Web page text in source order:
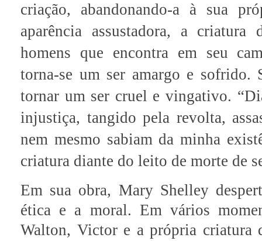
criação, abandonando-a à sua
aparência assustadora, a criatura
homens que encontra em seu
torna-se um ser amargo e sofrido.
tornar um ser cruel e vingativo.
injustiça, tangido pela revolta,
nem mesmo sabiam da minha
criatura diante do leito de morte de
Em sua obra, Mary Shelley
ética e a moral. Em vários
Walton, Victor e a própria criatura